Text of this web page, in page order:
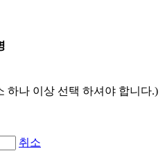
하나 이상 선택 하셔야 합니다.)
취소